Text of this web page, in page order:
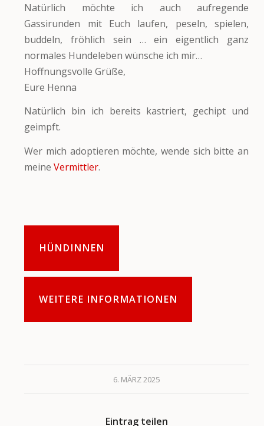
Natürlich möchte ich auch aufregende
Gassirunden mit Euch laufen, peseln, spielen,
buddeln, fröhlich sein … ein eigentlich ganz
normales Hundeleben wünsche ich mir…
Hoffnungsvolle Grüße,
Eure Henna
Natürlich bin ich bereits kastriert, gechipt und
geimpft.
Wer mich adoptieren möchte, wende sich bitte an
meineVermittler.
HÜNDINNEN
WEITERE INFORMATIONEN
6. MÄRZ 2025
Eintrag teilen